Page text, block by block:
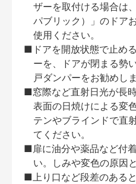
ザーを取付ける場合は
パブリック）」のドア
使用ください。
■ドアを開放状態で止め
ーを、ドアが閉まる勢
戸ダンパーをお勧めしま
■窓際など直射日光が長
表面の日焼けによる変
テンやブラインドで直
てください。
■扉に油分や薬品など付
い。しみや変色の原因
■上り口など段差のある